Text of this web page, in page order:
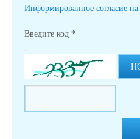
Информированное согласие
Введите код *